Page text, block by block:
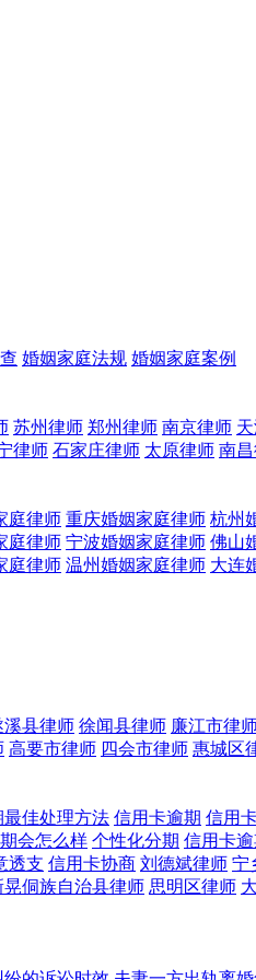
婚姻家庭法规 婚姻家庭案例
苏州律师 郑州律师 南京律师
律师 石家庄律师 太原律师 南
庭律师 重庆婚姻家庭律师 杭州
庭律师 宁波婚姻家庭律师 佛山
庭律师 温州婚姻家庭律师 大连
溪县律师 徐闻县律师 廉江市律
高要市律师 四会市律师 惠城区
最佳处理方法 信用卡逾期 信用
会怎么样 个性化分期 信用卡
透支 信用卡协商 刘德斌律师 宁
晃侗族自治县律师 思明区律师